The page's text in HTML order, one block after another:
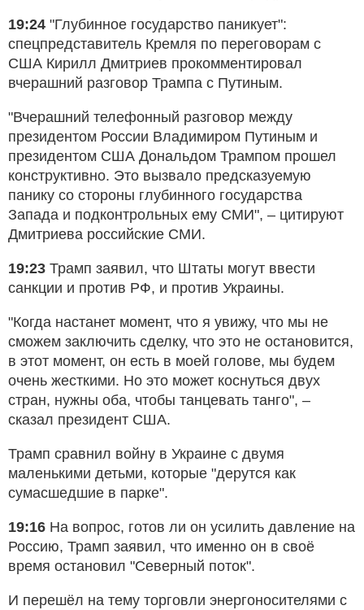
19:24 "Глубинное государство паникует":
спецпредставитель Кремля по переговорам с
США Кирилл Дмитриев прокомментировал
вчерашний разговор Трампа с Путиным.
"Вчерашний телефонный разговор между
президентом России Владимиром Путиным и
президентом США Дональдом Трампом прошел
конструктивно. Это вызвало предсказуемую
панику со стороны глубинного государства
Запада и подконтрольных ему СМИ", – цитируют
Дмитриева российские СМИ.
19:23 Трамп заявил, что Штаты могут ввести
санкции и против РФ, и против Украины.
"Когда настанет момент, что я увижу, что мы не
сможем заключить сделку, что это не остановится,
в этот момент, он есть в моей голове, мы будем
очень жесткими. Но это может коснуться двух
стран, нужны оба, чтобы танцевать танго", –
сказал президент США.
Трамп сравнил войну в Украине с двумя
маленькими детьми, которые "дерутся как
сумасшедшие в парке".
19:16 На вопрос, готов ли он усилить давление на
Россию, Трамп заявил, что именно он в своё
время остановил "Северный поток".
И перешёл на тему торговли энергоносителями с